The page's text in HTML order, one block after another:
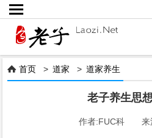

 首页 >道家 >道家养生
老子养生思
作者:FUC科 来